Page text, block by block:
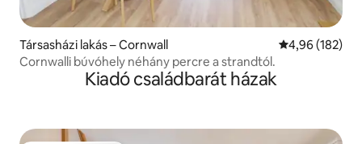
Társasházi lakás – Cornwall Átlagos
4,96 (182)
Cornwalli búvóhely néhány percre a strandtól.
Kiadó családbarát házak